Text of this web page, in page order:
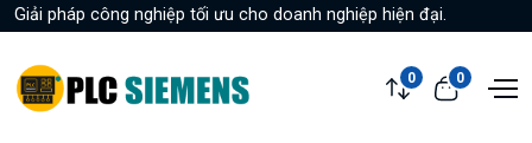
Giải pháp công nghiệp tối ưu cho doanh nghiệp hiện đại.
0 0